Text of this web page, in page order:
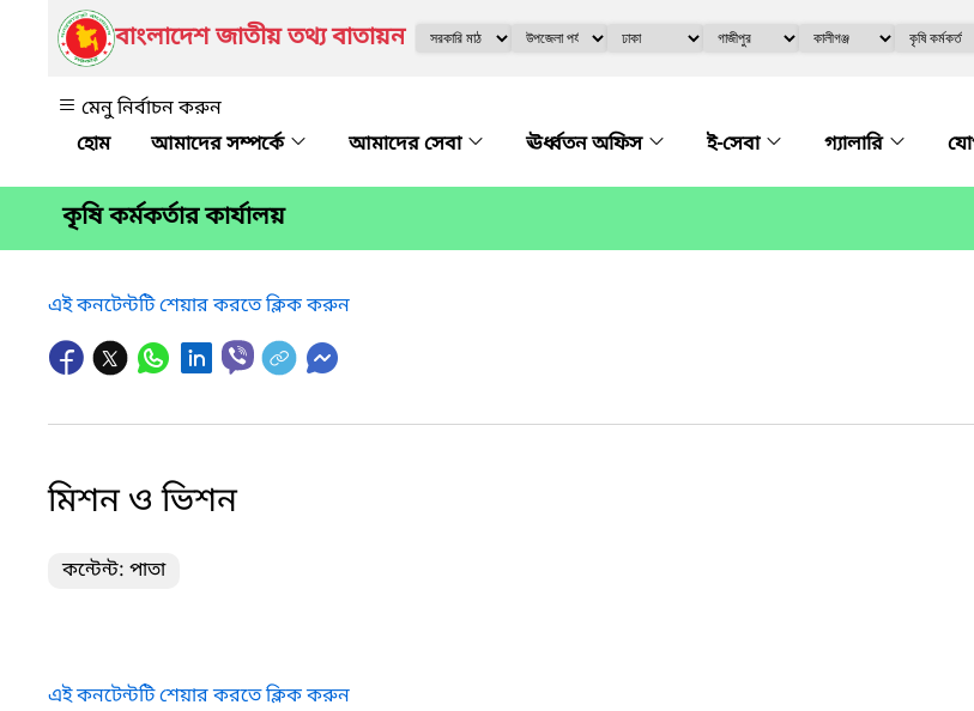
বাংলাদেশ জাতীয় তথ্য বাতায়ন
মেনু নির্বাচন করুন
আমাদের সম্পর্কে
আমাদের সেবা ঊর্ধ্বতন অফিস ই-সেবা গ্যালারি
কৃষি কর্মকর্তার কার্যালয়
এই কনটেন্টটি শেয়ার করতে ক্লিক করুন
মিশন ও ভিশন
কন্টেন্ট: পাতা
এই কনটেন্টটি শেয়ার করতে ক্লিক করুন